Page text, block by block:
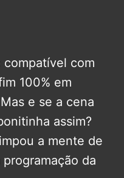
com
100% em
e se a cena
assim?
a mente de
da